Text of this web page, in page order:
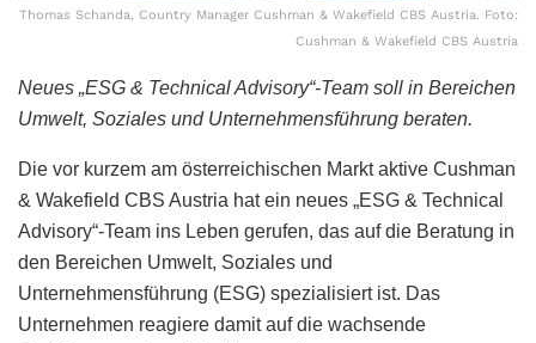
Thomas Schanda, Country Manager Cushman & Wakefield CBS Austria. Foto:
Cushman & Wakefield CBS Austria
Neues „ESG & Technical Advisory“-Team soll in Bereichen
Umwelt, Soziales und Unternehmensführung beraten.
Die vor kurzem am österreichischen Markt aktive Cushman
& Wakefield CBS Austria hat ein neues „ESG & Technical
Advisory“-Team ins Leben gerufen, das auf die Beratung in
den Bereichen Umwelt, Soziales und
Unternehmensführung (ESG) spezialisiert ist. Das
Unternehmen reagiere damit auf die wachsende